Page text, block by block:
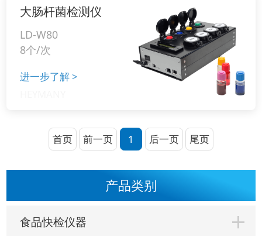
产品类别
食品快检仪器
大肠杆菌检测仪
LD-W80
8个/次
进一步了解>
首页 前一页 1 后一页 尾页